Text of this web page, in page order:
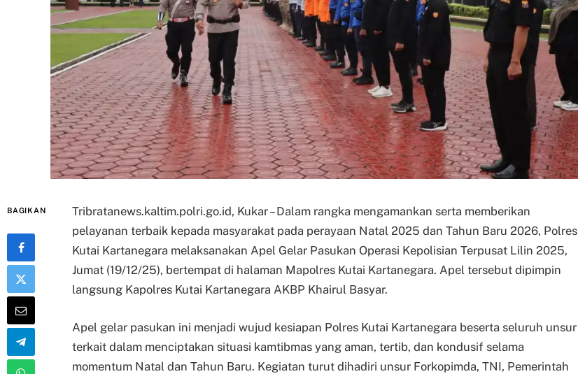
BAGIKAN
Tribratanews.kaltim.polri.go.id, Kukar – Dalam rangka mengamankan serta memberikan
pelayanan terbaik kepada masyarakat pada perayaan Natal 2025 dan Tahun Baru 2026, Polres
Kutai Kartanegara melaksanakan Apel Gelar Pasukan Operasi Kepolisian Terpusat Lilin 2025,
Jumat (19/12/25), bertempat di halaman Mapolres Kutai Kartanegara. Apel tersebut dipimpin
langsung Kapolres Kutai Kartanegara AKBP Khairul Basyar.
Apel gelar pasukan ini menjadi wujud kesiapan Polres Kutai Kartanegara beserta seluruh unsur
terkait dalam menciptakan situasi kamtibmas yang aman, tertib, dan kondusif selama
momentum Natal dan Tahun Baru. Kegiatan turut dihadiri unsur Forkopimda, TNI, Pemerintah